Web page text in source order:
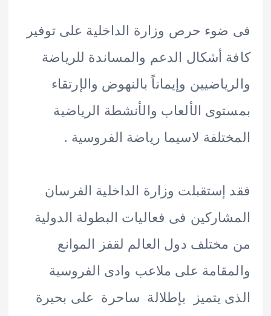
حرص وزارة الداخلية على توفير
أشكال الدعم والمساندة للرياضة
وإيماناً بالنهوض والإرتقاء
الألعاب والأنشطة الرياضية
لاسيما رياضة الفروسية .
وزارة الداخلية الفرسان
فى فعاليات البطولة الدولية
دول العالم لقفز الموانع
على ملاعب وادى الفروسية
يتميز بإطلالة ساحرة على بحيرة